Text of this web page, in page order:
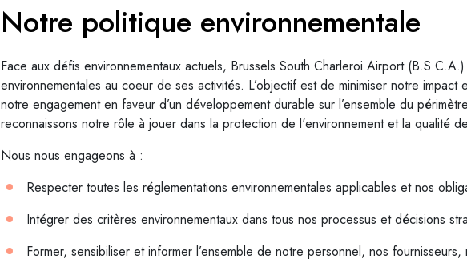
Notre politique environnementale
Face aux défis environnementaux actuels, Brussels South Charleroi Airport
environnementales au coeur de ses activités. L’objectif est de minimiser notre impact
notre engagement en faveur d’un développement durable sur l’ensemble du
reconnaissons notre rôle à jouer dans la protection de l'environnement et la qualité
Nous nous engageons à :
Respecter toutes les réglementations environnementales applicables et nos
Intégrer des critères environnementaux dans tous nos processus et décisions
Former, sensibiliser et informer l’ensemble de notre personnel, nos